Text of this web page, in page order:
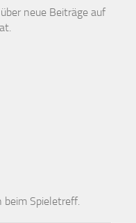
neue Beiträge auf
beim Spieletreff.